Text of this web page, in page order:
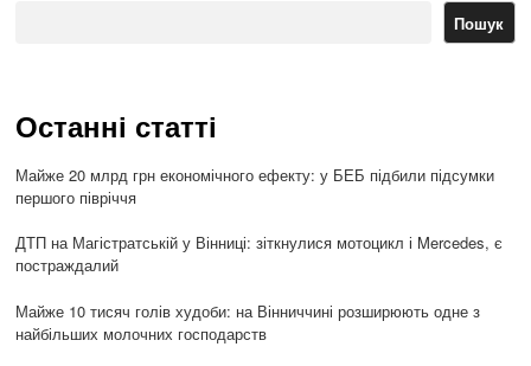
Пошук
Останні статті
Майже 20 млрд грн економічного ефекту: у БЕБ підбили підсумки
першого півріччя
ДТП на Магістратській у Вінниці: зіткнулися мотоцикл і Mercedes, є
постраждалий
Майже 10 тисяч голів худоби: на Вінниччині розширюють одне з
найбільших молочних господарств